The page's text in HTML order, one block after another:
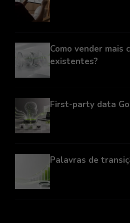
Como vender mais
existentes?
First-party data
Palavras de